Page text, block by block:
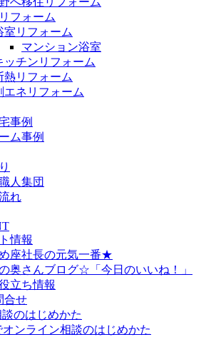
フォーム
室リフォーム
マンション浴室
ッチンリフォーム
熱リフォーム
エネリフォーム
事例
ム事例
人集団
れ
情報
座社長の元気一番★
奥さんブログ☆「今日のいいね！」
立ち情報
合せ
のはじめかた
オンライン相談のはじめかた